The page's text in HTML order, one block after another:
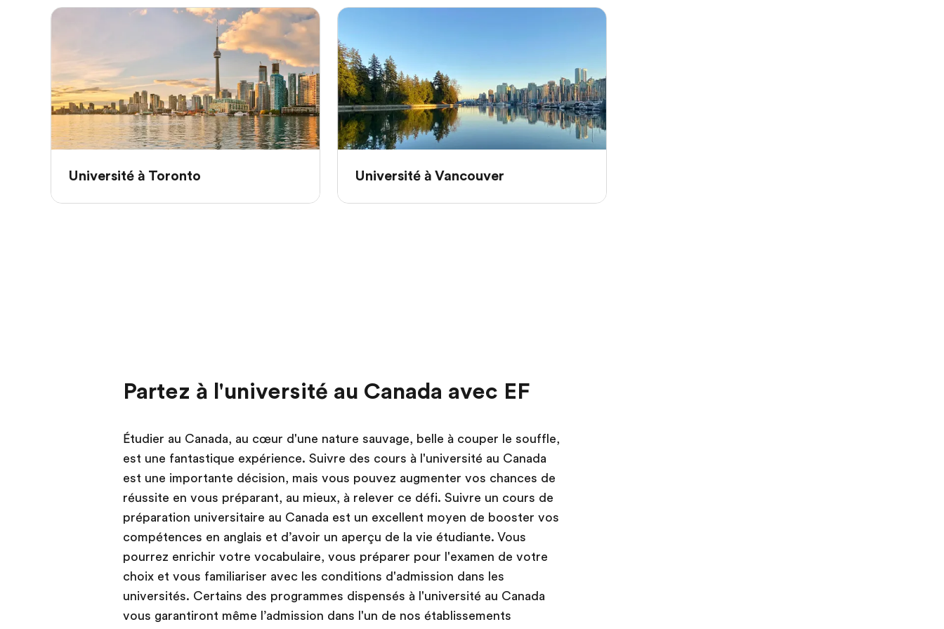
Université à Toronto Université à Vancouver
Partez à l'université au Canada avec EF
Étudier au Canada, au cœur d'une nature sauvage, belle à couper le souffle,
est une fantastique expérience. Suivre des cours à l'université au Canada
est une importante décision, mais vous pouvez augmenter vos chances de
réussite en vous préparant, au mieux, à relever ce défi. Suivre un cours de
préparation universitaire au Canada est un excellent moyen de booster vos
compétences en anglais et d’avoir un aperçu de la vie étudiante. Vous
pourrez enrichir votre vocabulaire, vous préparer pour l'examen de votre
choix et vous familiariser avec les conditions d'admission dans les
universités. Certains des programmes dispensés à l'université au Canada
vous garantiront même l’admission dans l'un de nos établissements